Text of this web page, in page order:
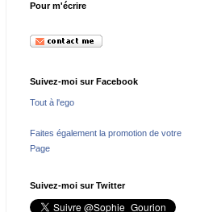
Pour m'écrire
Suivez-moi sur Facebook
Tout à l'ego
Faites également la promotion de votre
Page
Suivez-moi sur Twitter